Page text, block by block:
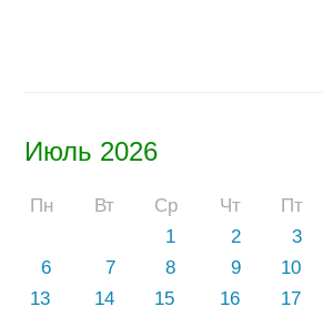
Июль 2026
Пн Вт Ср Чт Пт
1
2 3
6
7 8 9 10
13
14 15 16 17